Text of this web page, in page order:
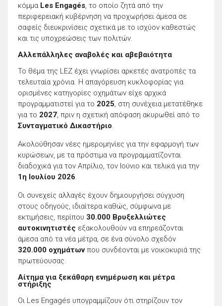
κόμμα Les Engagés, το οποίο ζητά από την
περιφερειακή κυβέρνηση να προχωρήσει άμεσα σε
σαφείς διευκρινίσεις σχετικά με το ισχύον καθεστώς
και τις υποχρεώσεις των πολιτών.
Αλλεπάλληλες αναβολές και αβεβαιότητα
Το θέμα της LEZ έχει γνωρίσει αρκετές ανατροπές τα
τελευταία χρόνια. Η απαγόρευση κυκλοφορίας για
ορισμένες κατηγορίες οχημάτων είχε αρχικά
προγραμματιστεί για το 2025, στη συνέχεια μετατέθηκε
για το 2027, πριν η σχετική απόφαση ακυρωθεί από το
Συνταγματικό Δικαστήριο.
Ακολούθησαν νέες ημερομηνίες για την εφαρμογή των
κυρώσεων, με τα πρόστιμα να προγραμματίζονται
διαδοχικά για τον Απρίλιο, τον Ιούνιο και τελικά για την
1η Ιουλίου 2026.
Οι συνεχείς αλλαγές έχουν δημιουργήσει σύγχυση
στους οδηγούς, ιδιαίτερα καθώς, σύμφωνα με
εκτιμήσεις, περίπου 30.000 Βρυξελλιώτες
αυτοκινητιστές εξακολουθούν να επηρεάζονται
άμεσα από τα νέα μέτρα, σε ένα σύνολο σχεδόν
320.000 οχημάτωνπου συνδέονται με νοικοκυριά της
πρωτεύουσας.
Αίτημα για ξεκάθαρη ενημέρωση και μέτρα
στήριξης
Οι Les Engagés υπογραμμίζουν ότι στηρίζουν τον